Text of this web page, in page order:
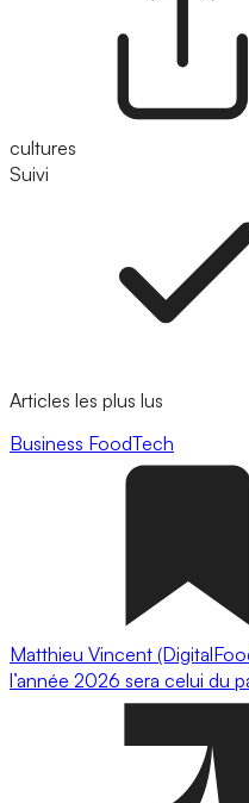
cultures
Suivi
Articles les plus lus
Business FoodTech
Matthieu Vincent
l’année 2026 sera celui du